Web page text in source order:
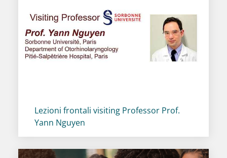
Titolo card:
Lezioni frontali visiting Professor Prof.
Yann Nguyen